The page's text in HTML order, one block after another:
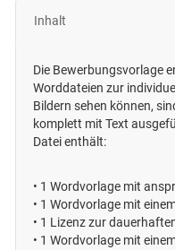
Inhalt
Die Bewerbungsvorlage
Worddateien zur
Bildern sehen können,
komplett mit Text
Datei enthält:
• 1 Wordvorlage mit
• 1 Wordvorlage mit
• 1 Lizenz zur
• 1 Wordvorlage mit